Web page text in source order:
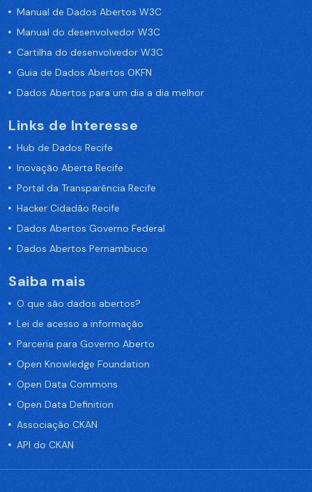
Manual de Dados Abertos W3C
Manual do desenvolvedor W3C
Cartilha do desenvolvedor W3C
Guia de Dados Abertos OKFN
Dados Abertos para um dia a dia melhor
Links de Interesse
Hub de Dados Recife
Inovação Aberta Recife
Portal da Transparência Recife
Hacker Cidadão Recife
Dados Abertos Governo Federal
Dados Abertos Pernambuco
Saiba mais
O que são dados abertos?
Lei de acesso a informação
Parceria para Governo Aberto
Open Knowledge Foundation
Open Data Commons
Open Data Definition
Associação CKAN
API do CKAN